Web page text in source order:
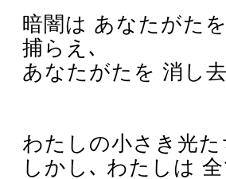
暗闇は あなたがた
捕らえ､
あなたがたを 消し
わたしの小さき光た
しかし､ わたしは